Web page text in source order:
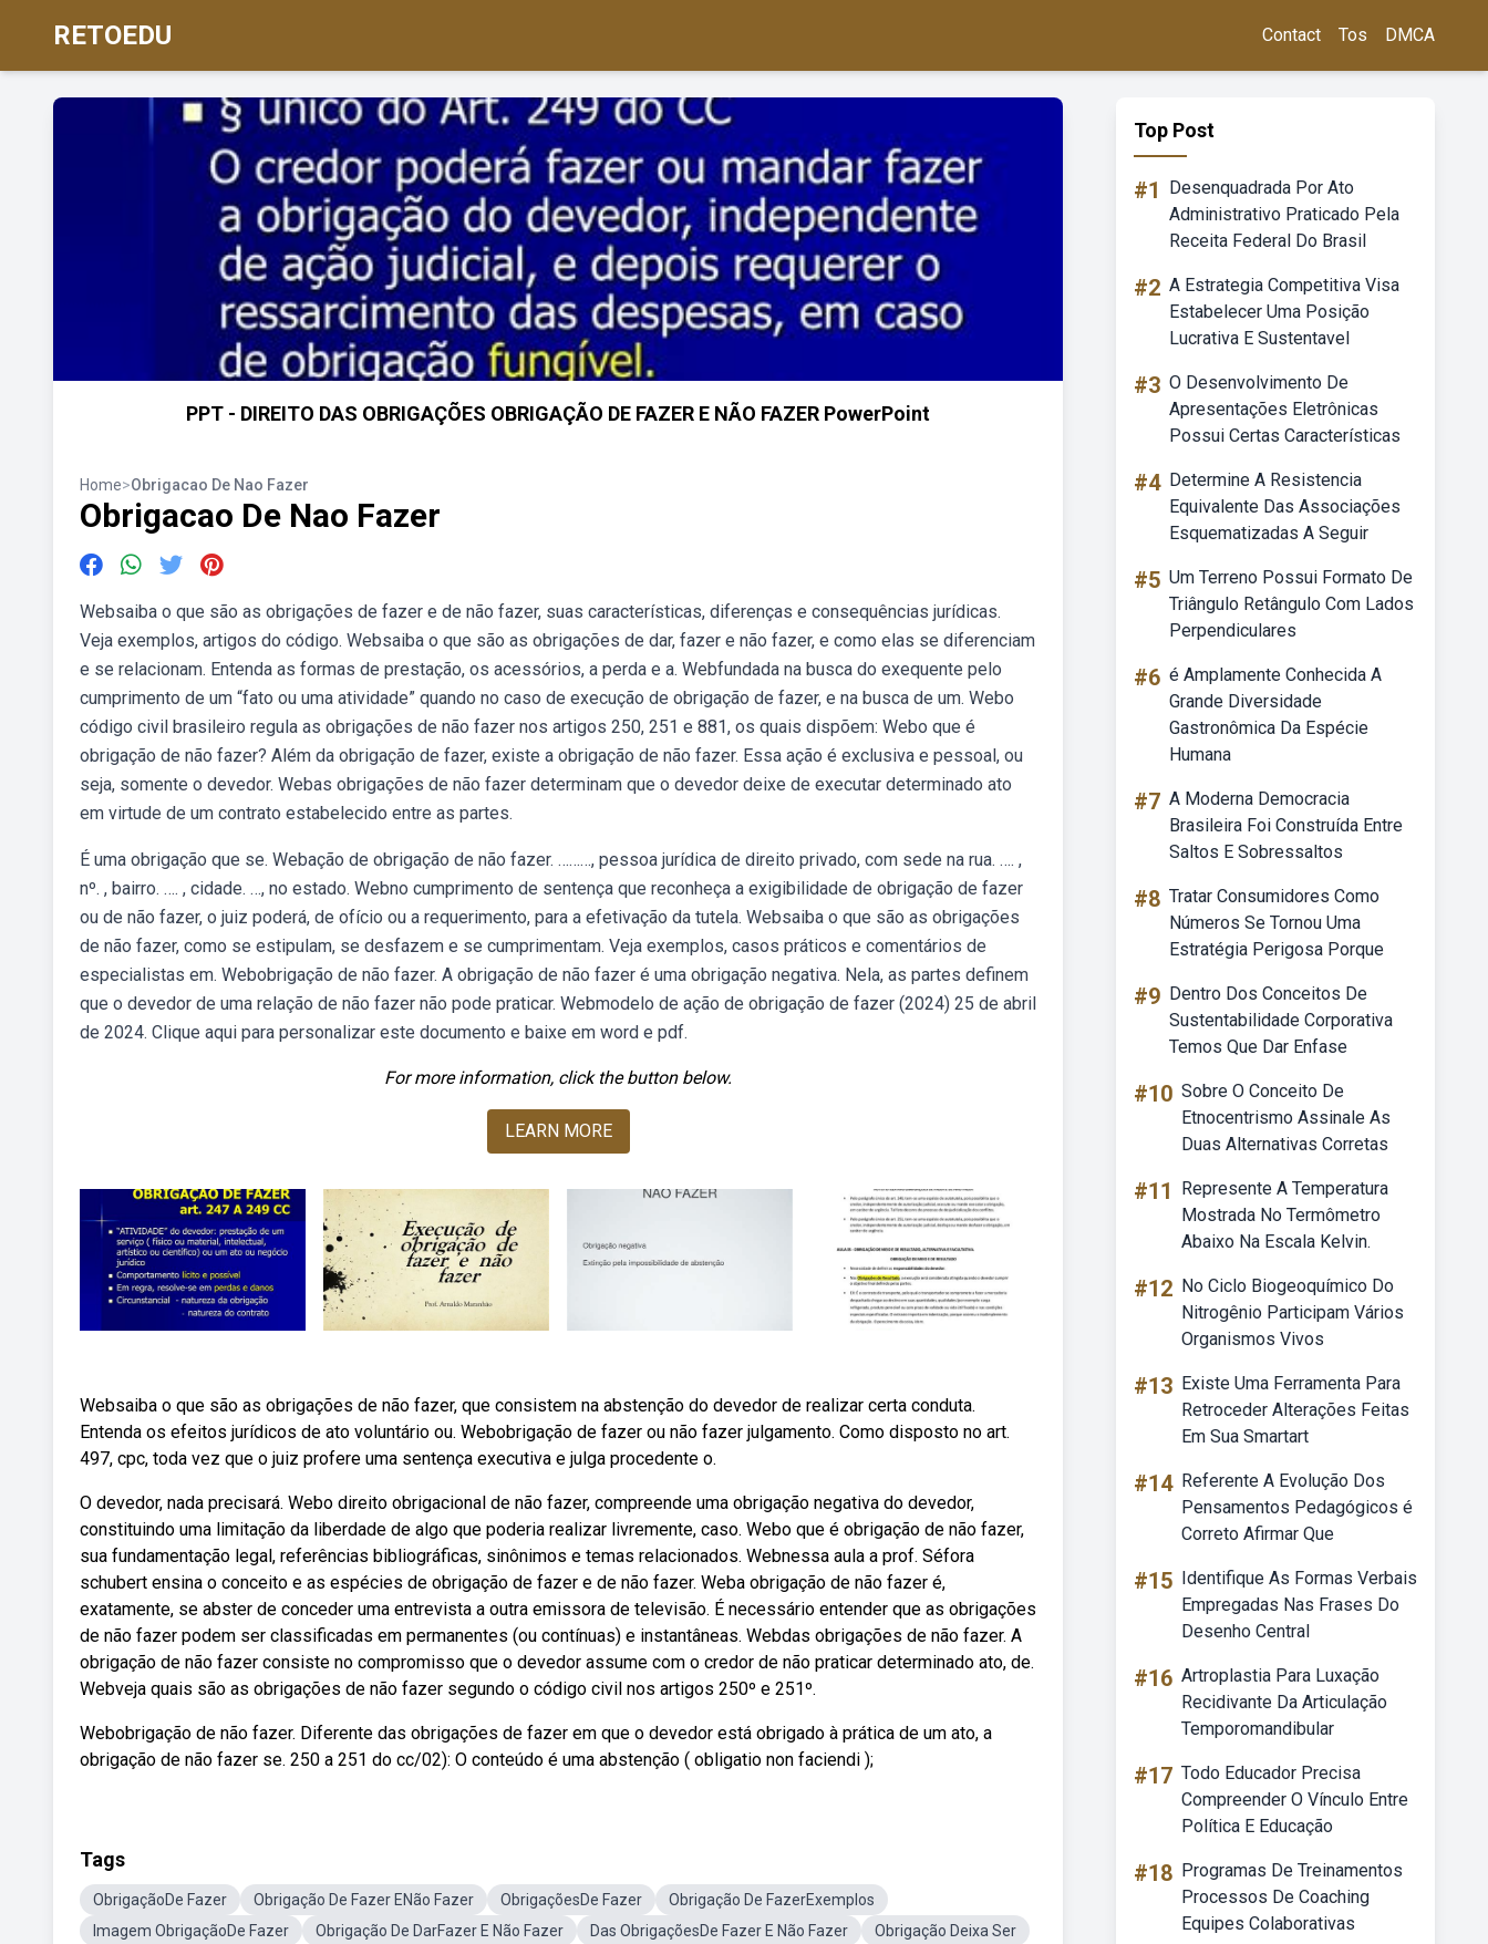
RETOEDU Contact Tos DMCA
PPT - DIREITO DAS OBRIGAÇÕES OBRIGAÇÃO DE FAZER E NÃO FAZER PowerPoint
Home>Obrigacao De Nao Fazer
Obrigacao De Nao Fazer
Websaiba o que são as obrigações de fazer e de não fazer, suas características, diferenças e consequências jurídicas.
Veja exemplos, artigos do código. Websaiba o que são as obrigações de dar, fazer e não fazer, e como elas se diferenciam
e se relacionam. Entenda as formas de prestação, os acessórios, a perda e a. Webfundada na busca do exequente pelo
cumprimento de um “fato ou uma atividade” quando no caso de execução de obrigação de fazer, e na busca de um. Webo
código civil brasileiro regula as obrigações de não fazer nos artigos 250, 251 e 881, os quais dispõem: Webo que é
obrigação de não fazer? Além da obrigação de fazer, existe a obrigação de não fazer. Essa ação é exclusiva e pessoal, ou
seja, somente o devedor. Webas obrigações de não fazer determinam que o devedor deixe de executar determinado ato
em virtude de um contrato estabelecido entre as partes.
É uma obrigação que se. Webação de obrigação de não fazer. ………, pessoa jurídica de direito privado, com sede na rua. …. ,
nº. , bairro. …. , cidade. …, no estado. Webno cumprimento de sentença que reconheça a exigibilidade de obrigação de fazer
ou de não fazer, o juiz poderá, de ofício ou a requerimento, para a efetivação da tutela. Websaiba o que são as obrigações
de não fazer, como se estipulam, se desfazem e se cumprimentam. Veja exemplos, casos práticos e comentários de
especialistas em. Webobrigação de não fazer. A obrigação de não fazer é uma obrigação negativa. Nela, as partes definem
que o devedor de uma relação de não fazer não pode praticar. Webmodelo de ação de obrigação de fazer (2024) 25 de abril
de 2024. Clique aqui para personalizar este documento e baixe em word e pdf.
For more information, click the button below.
LEARN MORE
Websaiba o que são as obrigações de não fazer, que consistem na abstenção do devedor de realizar certa conduta.
Entenda os efeitos jurídicos de ato voluntário ou. Webobrigação de fazer ou não fazer julgamento. Como disposto no art.
497, cpc, toda vez que o juiz profere uma sentença executiva e julga procedente o.
O devedor, nada precisará. Webo direito obrigacional de não fazer, compreende uma obrigação negativa do devedor,
constituindo uma limitação da liberdade de algo que poderia realizar livremente, caso. Webo que é obrigação de não fazer,
sua fundamentação legal, referências bibliográficas, sinônimos e temas relacionados. Webnessa aula a prof. Séfora
schubert ensina o conceito e as espécies de obrigação de fazer e de não fazer. Weba obrigação de não fazer é,
exatamente, se abster de conceder uma entrevista a outra emissora de televisão. É necessário entender que as obrigações
de não fazer podem ser classificadas em permanentes (ou contínuas) e instantâneas. Webdas obrigações de não fazer. A
obrigação de não fazer consiste no compromisso que o devedor assume com o credor de não praticar determinado ato, de.
Webveja quais são as obrigações de não fazer segundo o código civil nos artigos 250º e 251º.
Webobrigação de não fazer. Diferente das obrigações de fazer em que o devedor está obrigado à prática de um ato, a
obrigação de não fazer se. 250 a 251 do cc/02): O conteúdo é uma abstenção ( obligatio non faciendi );
Tags
ObrigaçãoDe Fazer Obrigação De Fazer ENão Fazer ObrigaçõesDe Fazer
Obrigação De FazerExemplos
Imagem ObrigaçãoDe Fazer
Obrigação De DarFazer E Não Fazer Das ObrigaçõesDe Fazer E Não Fazer
Obrigação Deixa Ser
Top Post
#1
Desenquadrada Por Ato
Administrativo Praticado Pela
Receita Federal Do Brasil
#2 A Estrategia Competitiva Visa
Estabelecer Uma Posição
Lucrativa E Sustentavel
#3 O Desenvolvimento De
Apresentações Eletrônicas
Possui Certas Características
#4 Determine A Resistencia
Equivalente Das Associações
Esquematizadas A Seguir
#5 Um Terreno Possui Formato De
Triângulo Retângulo Com Lados
Perpendiculares
#6 é Amplamente Conhecida A
Grande Diversidade
Gastronômica Da Espécie
Humana
#7 A Moderna Democracia
Brasileira Foi Construída Entre
Saltos E Sobressaltos
#8 Tratar Consumidores Como
Números Se Tornou Uma
Estratégia Perigosa Porque
#9 Dentro Dos Conceitos De
Sustentabilidade Corporativa
Temos Que Dar Enfase
#10 Sobre O Conceito De
Etnocentrismo Assinale As
Duas Alternativas Corretas
#11
Represente A Temperatura
Mostrada No Termômetro
Abaixo Na Escala Kelvin.
#12 No Ciclo Biogeoquímico Do
Nitrogênio Participam Vários
Organismos Vivos
#13 Existe Uma Ferramenta Para
Retroceder Alterações Feitas
Em Sua Smartart
#14 Referente A Evolução Dos
Pensamentos Pedagógicos é
Correto Afirmar Que
#15 Identifique As Formas Verbais
Empregadas Nas Frases Do
Desenho Central
#16 Artroplastia Para Luxação
Recidivante Da Articulação
Temporomandibular
#17 Todo Educador Precisa
Compreender O Vínculo Entre
Política E Educação
#18 Programas De Treinamentos
Processos De Coaching
Equipes Colaborativas